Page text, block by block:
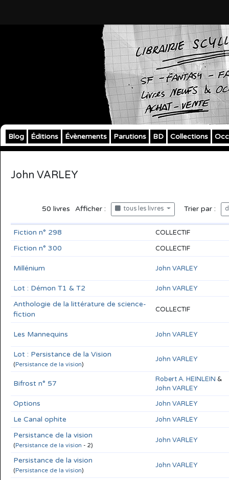
Blog Éditions Évènements Parutions BD Collections
John VARLEY
50 livres Afficher : tous les livres Trier par :
Fiction n° 298 COLLECTIF
Fiction n° 300 COLLECTIF
Millénium John VARLEY
Lot : Démon T1 & T2 John VARLEY
Anthologie de la littérature de science-
fiction
COLLECTIF
Les Mannequins John VARLEY
Lot : Persistance de la Vision
(Persistance de la vision)
John VARLEY
Bifrost n° 57 Robert A. HEINLEIN &
John VARLEY
Options John VARLEY
Le Canal ophite John VARLEY
Persistance de la vision
(Persistance de la vision - 2)
John VARLEY
Persistance de la vision
(Persistance de la vision)
John VARLEY